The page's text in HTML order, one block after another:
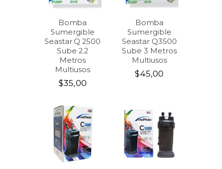
Bomba
Sumergible
Seastar Q 2500
Sube 2.2
Metros
Multiusos
$35,00
Bomba
Sumergible
Seastar Q3500
Sube 3 Metros
Multiusos
$45,00